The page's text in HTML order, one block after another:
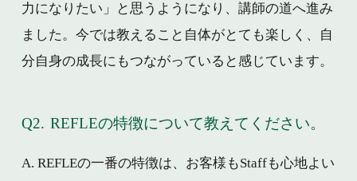
力になりたい」と思うようになり、講師の道へ進み
ました。今では教えること自体がとても楽しく、自
分自身の成長にもつながっていると感じています。
Q2. REFLEの特徴について教えてください。
A. REFLEの一番の特徴は、お客様もStaffも心地よい